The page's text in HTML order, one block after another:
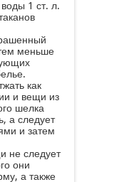
1 ст. л.
меньше
как
и вещи из
шелка
а следует
и затем
не следует
они
а также